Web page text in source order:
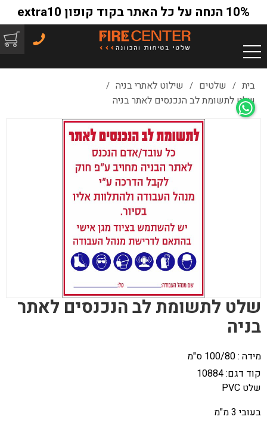
10% הנחה על כל האתר בקוד קופון extra10
בית / שלטים / שילוט לאתרי בניה /
שלט לתשומת לב הנכנסים לאתר בניה
שלט לתשומת לב הנכנסים לאתר
בניה
מידה : 100/80 ס"מ
קוד דגם:10884
שלט PVC
בעובי 3 מ"מ